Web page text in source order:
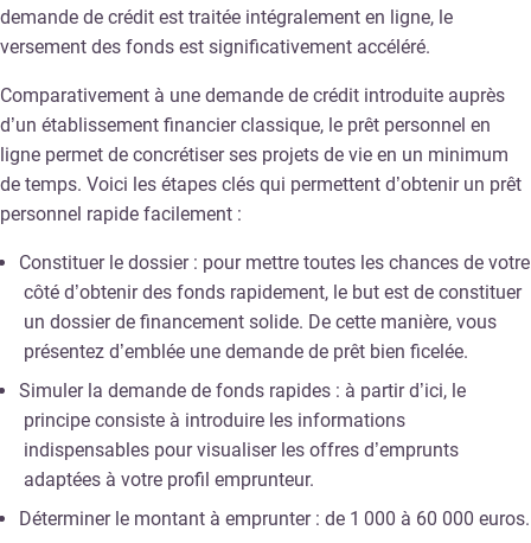
demande de crédit est traitée intégralement en ligne, le
versement des fonds est significativement accéléré.
Comparativement à une demande de crédit introduite auprès
d’un établissement financier classique, le prêt personnel en
ligne permet de concrétiser ses projets de vie en un minimum
de temps. Voici les étapes clés qui permettent d’obtenir un prêt
personnel rapide facilement :
Constituer le dossier : pour mettre toutes les chances de votre
côté d’obtenir des fonds rapidement, le but est de constituer
un dossier de financement solide. De cette manière, vous
présentez d’emblée une demande de prêt bien ficelée.
Simuler la demande de fonds rapides : à partir d’ici, le
principe consiste à introduire les informations
indispensables pour visualiser les offres d’emprunts
adaptées à votre profil emprunteur.
Déterminer le montant à emprunter : de 1 000 à 60 000 euros.